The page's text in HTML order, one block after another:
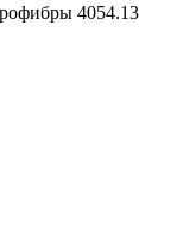
4054.13